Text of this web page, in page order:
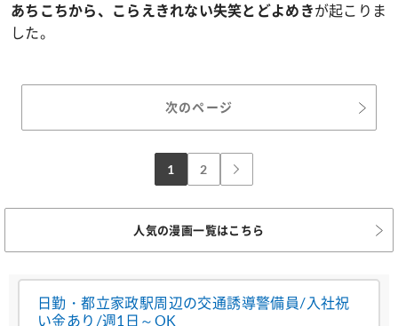
あちこちから、こらえきれない失笑とどよめきが起こりま
した。
次のページ
1 2
人気の漫画一覧はこちら
日勤・都立家政駅周辺の交通誘導警備員/入社祝
い金あり/週1日～OK